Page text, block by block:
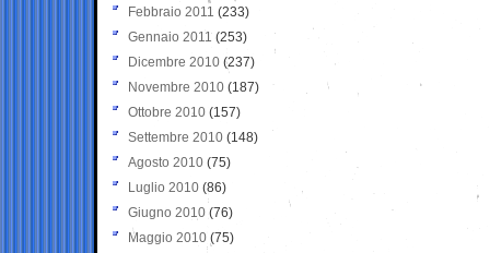
Febbraio 2011 (233)
Gennaio 2011 (253)
Dicembre 2010 (237)
Novembre 2010 (187)
Ottobre 2010 (157)
Settembre 2010 (148)
Agosto 2010 (75)
Luglio 2010 (86)
Giugno 2010 (76)
Maggio 2010 (75)